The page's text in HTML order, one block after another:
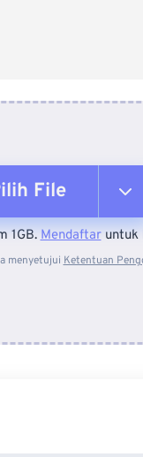
File
Perangkat
1GB.Mendaftaruntuk
menyetujui Ketentuan